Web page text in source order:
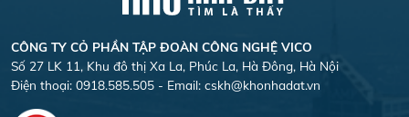
CÔNG TY CỎ PHẦN TẬP ĐOÀN CÔNG NGHỆ VICO
Số 27 LK 11, Khu đô thị Xa La, Phúc La, Hà Đông, Hà Nội
Điện thoại: 0918.585.505 - Email: cskh@khonhadat.vn